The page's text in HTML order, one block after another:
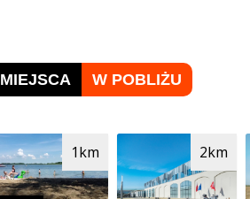
MIEJSCA W POBLIŻU
1km 2km